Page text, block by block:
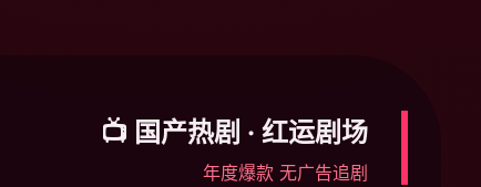
📺 国产热剧 · 红运剧场
年度爆款 无广告追剧